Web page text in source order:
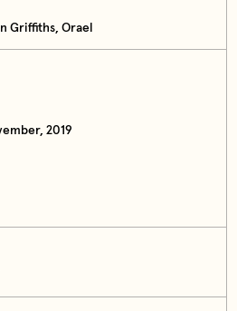
Griffiths, Orael
2019